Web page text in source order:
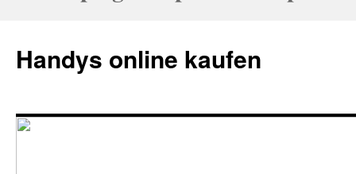
Handys online kaufen